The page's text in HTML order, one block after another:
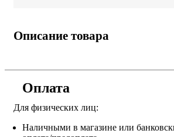
Описание товара
Оплата
Для физических лиц:
Наличными в магазине или